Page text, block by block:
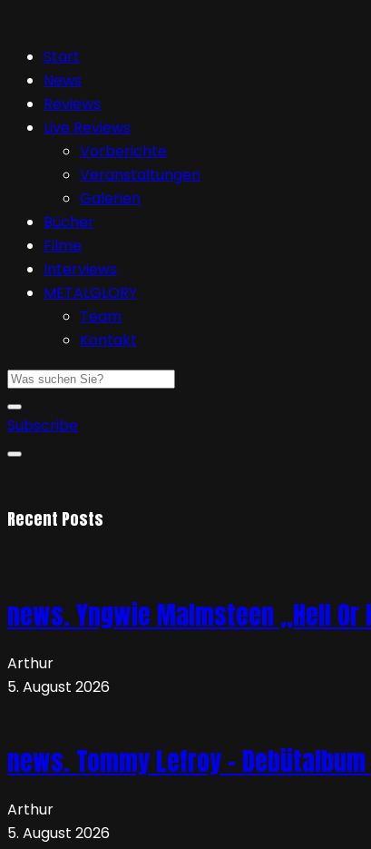
Start
News
Reviews
Live Reviews
Vorberichte
Veranstaltungen
Galerien
Bücher
Filme
Interviews
METALGLORY
Team
Kontakt
Subscribe
Recent Posts
news. Yngwie Malmsteen „Hell Or
Arthur
5. August 2026
news. Tommy Lefroy –
Arthur
5. August 2026